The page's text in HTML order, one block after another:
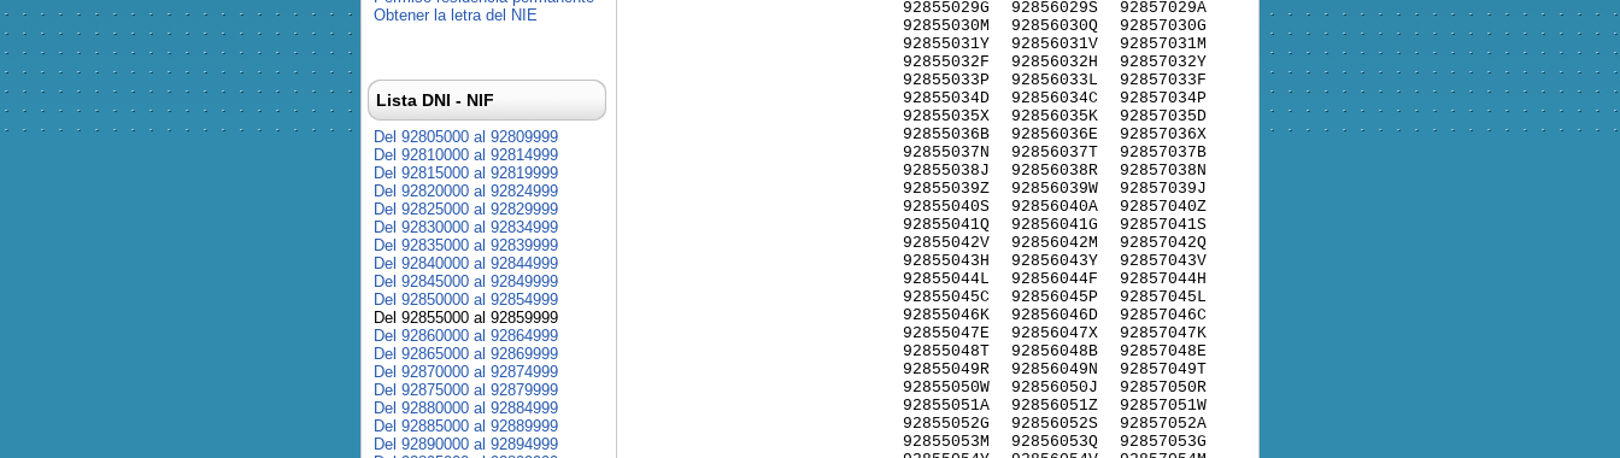
92855029G
92855030M
92855031Y
92855032F
92855033P
92855034D
92855035X
92855036B
92855037N
92855038J
92855039Z
92855040S
92855041Q
92855042V
92855043H
92855044L
92855045C
92855046K
92855047E
92855048T
92855049R
92855050W
92855051A
92855052G
92855053M
92856029S
92856030Q
92856031V
92856032H
92856033L
92856034C
92856035K
92856036E
92856037T
92856038R
92856039W
92856040A
92856041G
92856042M
92856043Y
92856044F
92856045P
92856046D
92856047X
92856048B
92856049N
92856050J
92856051Z
92856052S
92856053Q
92857029A
92857030G
92857031M
92857032Y
92857033F
92857034P
92857035D
92857036X
92857037B
92857038N
92857039J
92857040Z
92857041S
92857042Q
92857043V
92857044H
92857045L
92857046C
92857047K
92857048E
92857049T
92857050R
92857051W
92857052A
92857053G
Obtener la letra del NIE
Lista DNI - NIF
Del 92805000 al 92809999
Del 92810000 al 92814999
Del 92815000 al 92819999
Del 92820000 al 92824999
Del 92825000 al 92829999
Del 92830000 al 92834999
Del 92835000 al 92839999
Del 92840000 al 92844999
Del 92845000 al 92849999
Del 92850000 al 92854999
Del 92855000 al 92859999
Del 92860000 al 92864999
Del 92865000 al 92869999
Del 92870000 al 92874999
Del 92875000 al 92879999
Del 92880000 al 92884999
Del 92885000 al 92889999
Del 92890000 al 92894999